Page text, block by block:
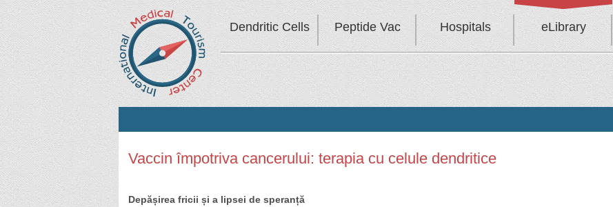
Dendritic Cells Peptide Vac Hospitals eLibrary
Vaccin împotriva cancerului: terapia cu celule dendritice
Depășirea fricii și a lipsei de speranță